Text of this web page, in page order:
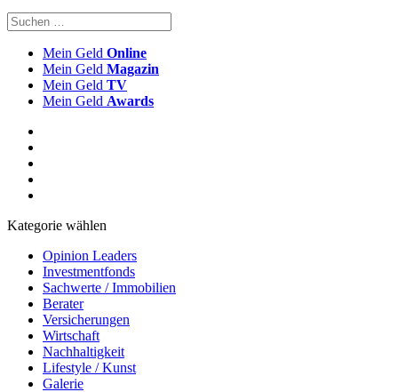
Mein Geld Online
Mein Geld Magazin
Mein Geld TV
Mein Geld Awards
Kategorie wählen
Opinion Leaders
Investmentfonds
Sachwerte / Immobilien
Berater
Versicherungen
Wirtschaft
Nachhaltigkeit
Lifestyle / Kunst
Galerie